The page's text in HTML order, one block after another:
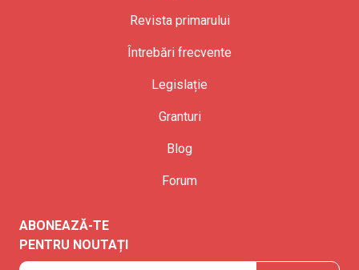
Revista primarului
Întrebări frecvente
Legislație
Granturi
Blog
Forum
ABONEAZĂ-TE
PENTRU NOUTAȚI